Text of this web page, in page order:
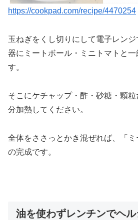
https://cookpad.com/recipe/4470254
玉ねぎをくし切りにして電子レン
器にミートボール・ミニトマトと一
す。
そこにケチャップ・酢・砂糖・顆
分加熱してください。
全体をささっとかき混ぜれば、「ミ
の完成です。
油を使わずレンチンでヘ